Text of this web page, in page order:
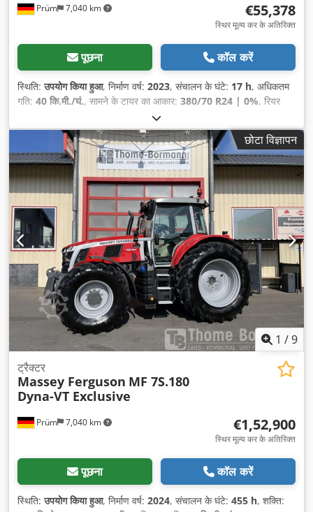
Prüm 7,040 km €55,378
स्थिर मूल्य कर के अतिरिक्त
पूछना कॉल करें
स्थिति:उपयोग किया हुआ, निर्माण वर्ष: 2023, संचालन के घंटे: 17 h, अधिकतम
गति: 40 कि.मी./घं., सामने के टायर का आकार: 380/70 R24 | 0%, रियर
480/70 R34 | 0%, टायर का आकार:
छोटा विज्ञापन
1 /9
Prüm 7,040 km
ट्रैक्टर
Massey Ferguson MF 7S.180
Dyna-VT Exclusive
€1,52,900
स्थिर मूल्य कर के अतिरिक्त
पूछना कॉल करें
स्थिति:उपयोग किया हुआ, निर्माण वर्ष: 2024, संचालन के घंटे: 455 h, शक्ति: